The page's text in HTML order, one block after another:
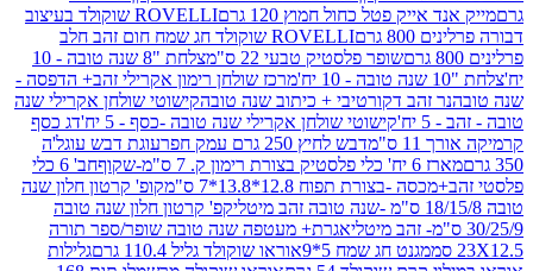
אייק פטל כחול חמוץ 120 גרם
ROVELLI שוקולד בעיצוב
גרם
ROVELLI שוקולד חג שמח חום זהב חלב
שופר פלסטיק טבעי 22 ס"מ
צלחת "8 שנה טובה - 10
מרכז שולחן רימון אקרילי זהב+ הדפסה -
זהב דקורטיבי + כיתוב שנה טובהקישוטי שולחן אקרילי שנה
קישוטי שולחן אקרילי שנה טובה -כסף - 5 יח'
דג כסף
ס"מ
דבש לחיץ 250 גרם עמק חפר
עוגת דבש עוגל'ה
בצורת רימון ק. 7 ס"מ-שקוף
חב' 6 כלי
-בצורת תפוח 12.8*13.8*7 ס"מ
קופ' קרטון חלון שנה
קפ' קרטון חלון שנה טובה
אגרת+ מעטפה שנה טובה שופר/ספר תורה
מגנט חג שמח 5*9
אוראו שוקולד גליל 110.4 גרם
גלילות